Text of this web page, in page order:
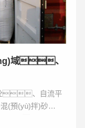
域、
(預(yù)拌)砂